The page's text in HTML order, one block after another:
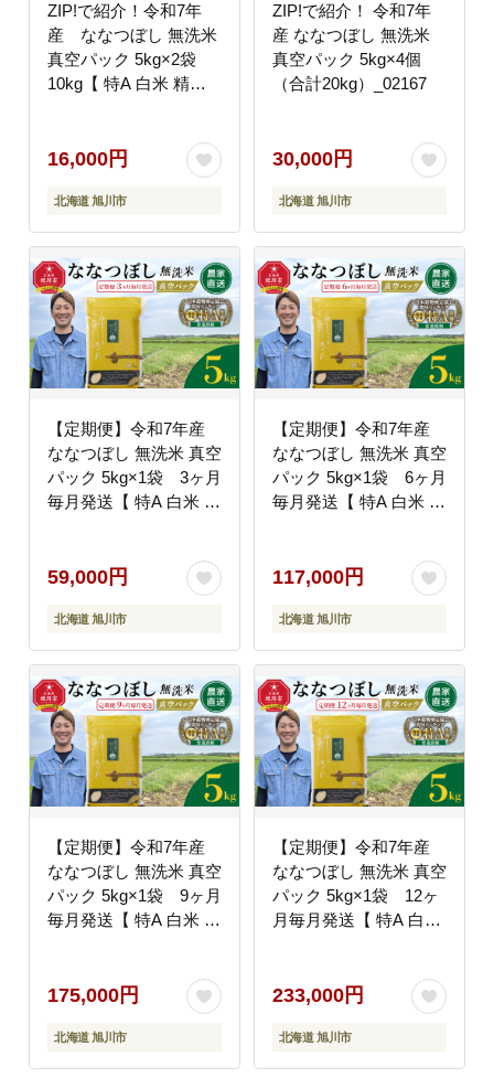
ZIP!で紹介！令和7年
産 ななつぼし 無洗米
真空パック 5kg×2袋
10kg【 特A 白米 精米
るさと納税 北海道ふる
さと納税 旭川市 北海道
】_05239 ●
16,000円
北海道 旭川市
ZIP!で紹介！ 令和7年
産 ななつぼし 無洗米
真空パック 5kg×4個
（合計20kg）_02167
30,000円
北海道 旭川市
【定期便】令和7年産
ななつぼし 無洗米 真空
パック 5kg×1袋 3ヶ月
毎月発送【 特A 白米 精
ふるさと納税 北海道ふ
るさと納税 旭川市 北海
道 】_05560
59,000円
北海道 旭川市
【定期便】令和7年産
ななつぼし 無洗米 真空
パック 5kg×1袋 6ヶ月
毎月発送【 特A 白米 精
ふるさと納税 北海道ふ
るさと納税 旭川市 北海
道 】_05390
117,000円
北海道 旭川市
【定期便】令和7年産
ななつぼし 無洗米 真空
パック 5kg×1袋 9ヶ月
毎月発送【 特A 白米 精
ふるさと納税 北海道ふ
るさと納税 旭川市 北海
道 】_05562
175,000円
北海道 旭川市
【定期便】令和7年産
ななつぼし 無洗米 真空
パック 5kg×1袋 12ヶ
月毎月発送【 特A 白米
川市ふるさと納税 北海
道ふるさと納税 旭川市
北海道 】_05563
233,000円
北海道 旭川市